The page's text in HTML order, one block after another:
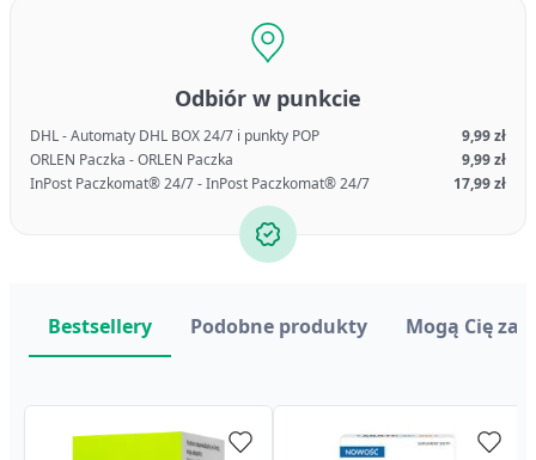
Odbiór w punkcie
DHL - Automaty DHL BOX 24/7 i punkty POP
9,99 zł
ORLEN Paczka - ORLEN Paczka
9,99 zł
InPost Paczkomat® 24/7 - InPost Paczkomat® 24/7
17,99 zł
Bestsellery Podobne produkty Mogą Cię